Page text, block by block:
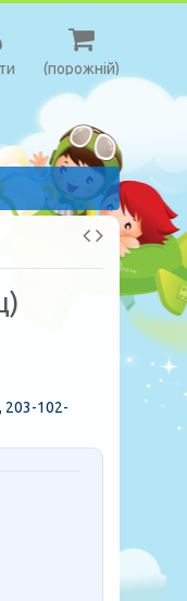
(порожній)
203-102-